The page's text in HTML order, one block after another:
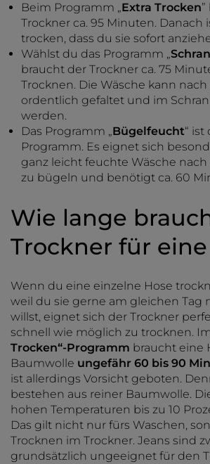
Beim Programm „Extra Trocken
Trockner ca. 95 Minuten. Danach
trocken, dass du sie sofort
Wählst du das Programm „
braucht der Trockner ca. 75
Trocknen. Die Wäsche kann
ordentlich gefaltet und im
werden.
Das Programm „Bügelfeucht“ ist
Programm. Es eignet sich
ganz leicht feuchte Wäsche
zu bügeln und benötigt ca. 60
Wie lange
Trockner für
Wenn du eine einzelne Hose
weil du sie gerne am gleichen Tag
willst, eignet sich der Trockner
schnell wie möglich zu trocknen.
Trocken“-Programm braucht eine
Baumwolle ungefähr 60 bis 90
ist allerdings Vorsicht geboten.
bestehen aus reiner Baumwolle.
hohen Temperaturen bis zu 10
Das gilt nicht nur fürs Waschen,
Trocknen im Trockner. Jeans sind
grundsätzlich ungeeignet für den